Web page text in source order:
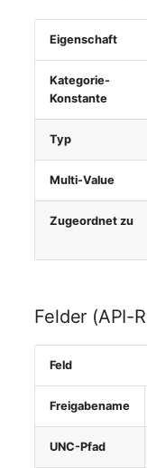
Systemdienst
Telefon
Telefonanlage
Unterbrechungsfreie
Stromversorgung
Verstärker
Vertrag
Virtueller Client
Eigenschaft
Kategorie-
Konstante
Typ
Multi-Value
Zugeordnet zu
Felder (API-
Feld
Freigabename
UNC-Pfad